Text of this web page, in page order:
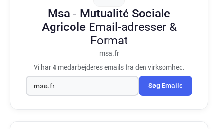
Msa - Mutualité Sociale
Agricole Email-adresser &
Format
msa.fr
Vi har4medarbejderes emails fra den virksomhed.
Søg Emails